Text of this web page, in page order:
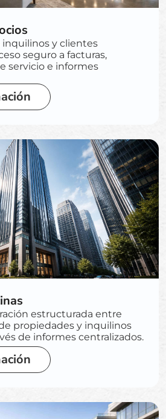
inquilinos y clientes
seguro a facturas,
servicio e informes
estructurada entre
propiedades y inquilinos
de informes centralizados.